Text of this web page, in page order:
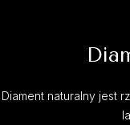
Diament naturalny jest